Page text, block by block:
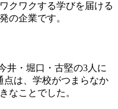
クワクする学びを届ける
の企業です。
井・堀口・古堅の3人に
点は、学校がつまらなか
なことでした。